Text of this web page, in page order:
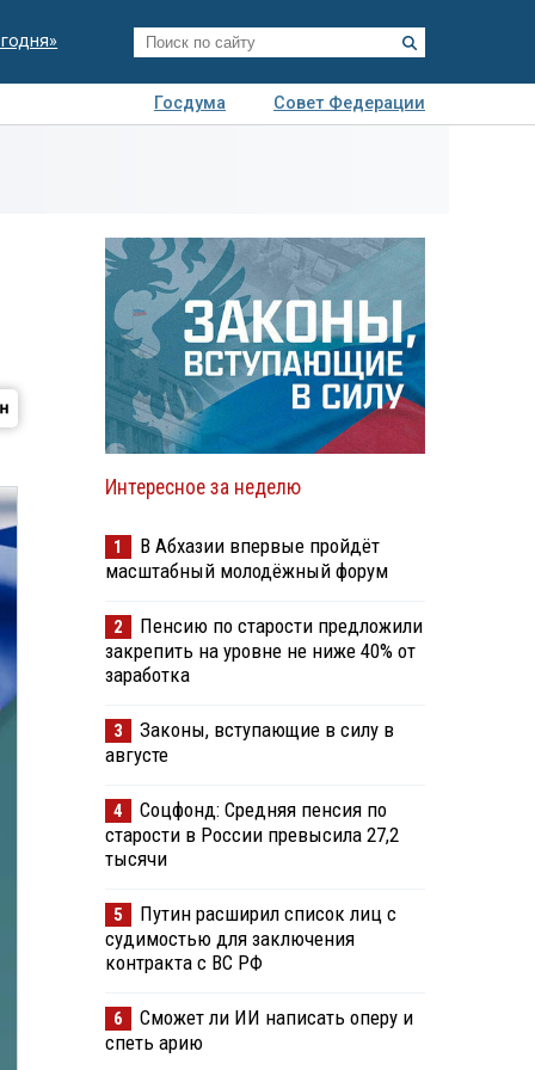
Госдума
Совет Федерации
Интересное за неделю
1
В Абхазии впервые пройдёт
масштабный молодёжный форум
2
Пенсию по старости предложили
закрепить на уровне не ниже 40% от
заработка
3
Законы, вступающие в силу в
августе
4
Соцфонд: Средняя пенсия по
старости в России превысила 27,2
тысячи
5
Путин расширил список лиц с
судимостью для заключения
контракта с ВС РФ
6
Сможет ли ИИ написать оперу и
спеть арию